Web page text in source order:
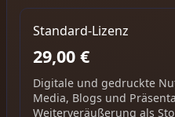
Standard-Lizenz
29,00 €
Digitale und gedruckte
Media, Blogs und
Weiterveräußerung als